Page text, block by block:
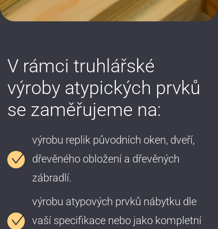
V rámci truhlářské
výroby atypických prvků
se zaměřujeme na:
výrobu replik původních oken, dveří,
dřevěného obložení a dřevěných
zábradlí.
výrobu atypových prvků nábytku dle
vaší specifikace nebo jako kompletní